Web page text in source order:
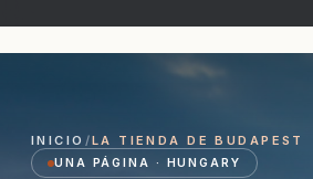
INICIO /LA TIENDA DE BUDAPEST
UNA PÁGINA · HUNGARY